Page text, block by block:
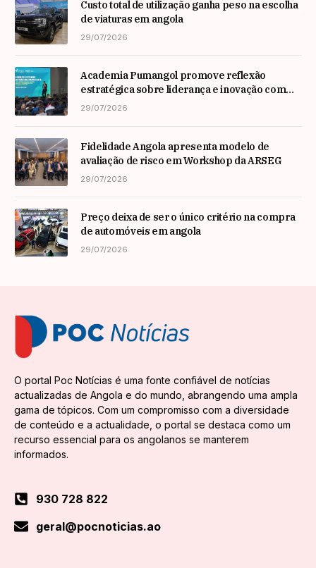
Custo total de utilização ganha peso na escolha
de viaturas em angola
29/07/2026
Academia Pumangol promove reflexão
estratégica sobre liderança e inovação com
especialista internacional Nadim Habib
29/07/2026
Fidelidade Angola apresenta modelo de
avaliação de risco em Workshop da ARSEG
29/07/2026
Preço deixa de ser o único critério na compra
de automóveis em angola
29/07/2026
O portal Poc Notícias é uma fonte confiável de notícias
actualizadas de Angola e do mundo, abrangendo uma ampla
gama de tópicos. Com um compromisso com a diversidade
de conteúdo e a actualidade, o portal se destaca como um
recurso essencial para os angolanos se manterem
informados.
930 728 822
geral@pocnoticias.ao